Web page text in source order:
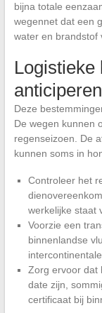
bijna totale
wegennet dat een
water en brandstof
Logistieke
anticiperen
Deze
De wegen kunnen
regenseizoen. De
kunnen soms in
Controleer het
werkelijke staat
Voorzie een
binnenlandse
Zorg ervoor dat
date zijn,
certificaat bij